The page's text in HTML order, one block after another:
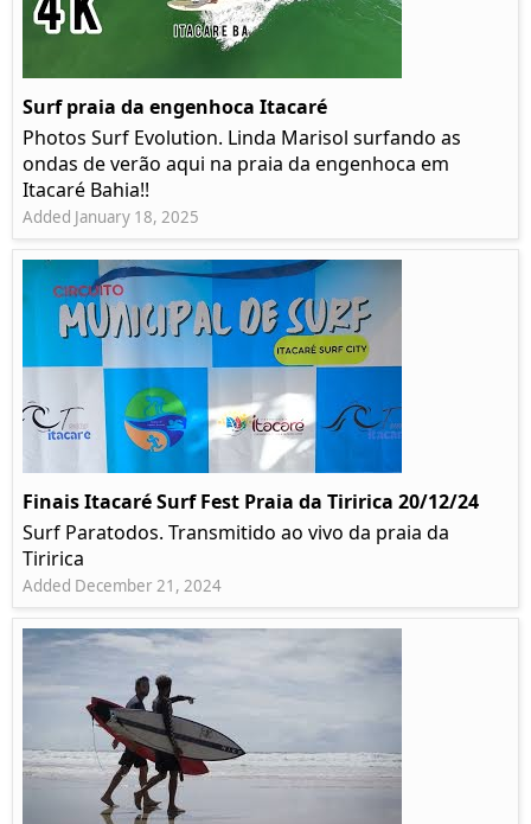
Surf praia da engenhoca Itacaré
Photos Surf Evolution. Linda Marisol surfando as
ondas de verão aqui na praia da engenhoca em
Itacaré Bahia!!
Added January 18, 2025
Finais Itacaré Surf Fest Praia da Tiririca 20/12/24
Surf Paratodos. Transmitido ao vivo da praia da
Tiririca
Added December 21, 2024